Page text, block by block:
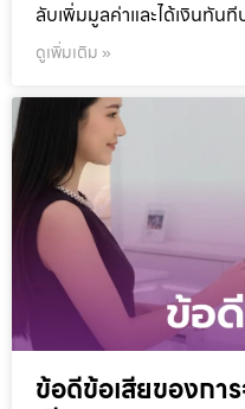
ลับเพิ่มมูลค่าและได้เงินทัน
ดูเพิ่มเติม »
ข้อดีข้อเสียของกา